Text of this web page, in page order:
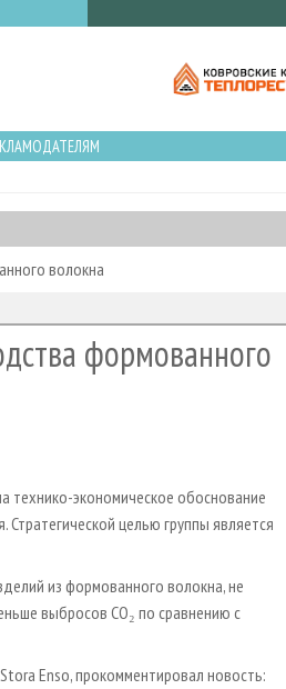
волокна
формованного
технико-экономическое обоснование
целью группы является
из формованного волокна, не
выбросов CO₂ по сравнению с
Enso, прокомментировал новость: